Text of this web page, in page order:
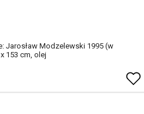
Jarosław Modzelewski 1995 (w
153 cm, olej